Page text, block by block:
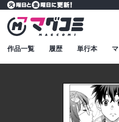
マグコミ – Mag
プレミアムな「マン
火曜日と金曜日に更新！
作品一覧 履歴 単行本